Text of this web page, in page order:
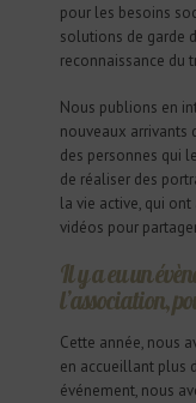
pour les besoins
solutions de garde
reconnaissance du
Nous publions en
nouveaux arrivants
des personnes qui
de réaliser des
la vie active, qui
vidéos pour
Il y a eu un
l’association,
Cette année, nous
en accueillant plus
événement, nous